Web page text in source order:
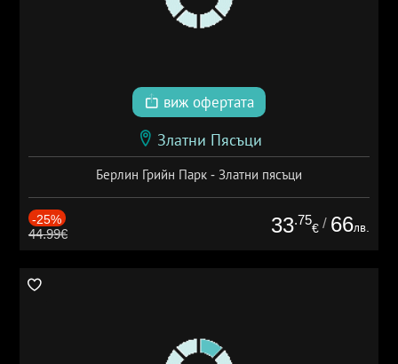
виж офертата
Златни Пясъци
Берлин Грийн Парк - Златни пясъци
-25%
44.99€ 33.75
€ / 66лв.